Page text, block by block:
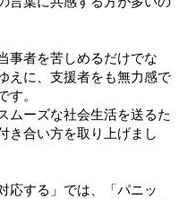
事者を苦しめるだけでな
えに、支援者をも無力感で
す。
ーズな社会生活を送るた
き合い方を取り上げまし
応する」では、「パニッ